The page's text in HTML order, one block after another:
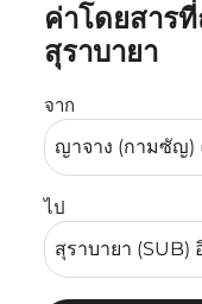
ค่าโดยสาร
สุราบายา
จาก
ไป
ลองอัปเดตเส้นทา